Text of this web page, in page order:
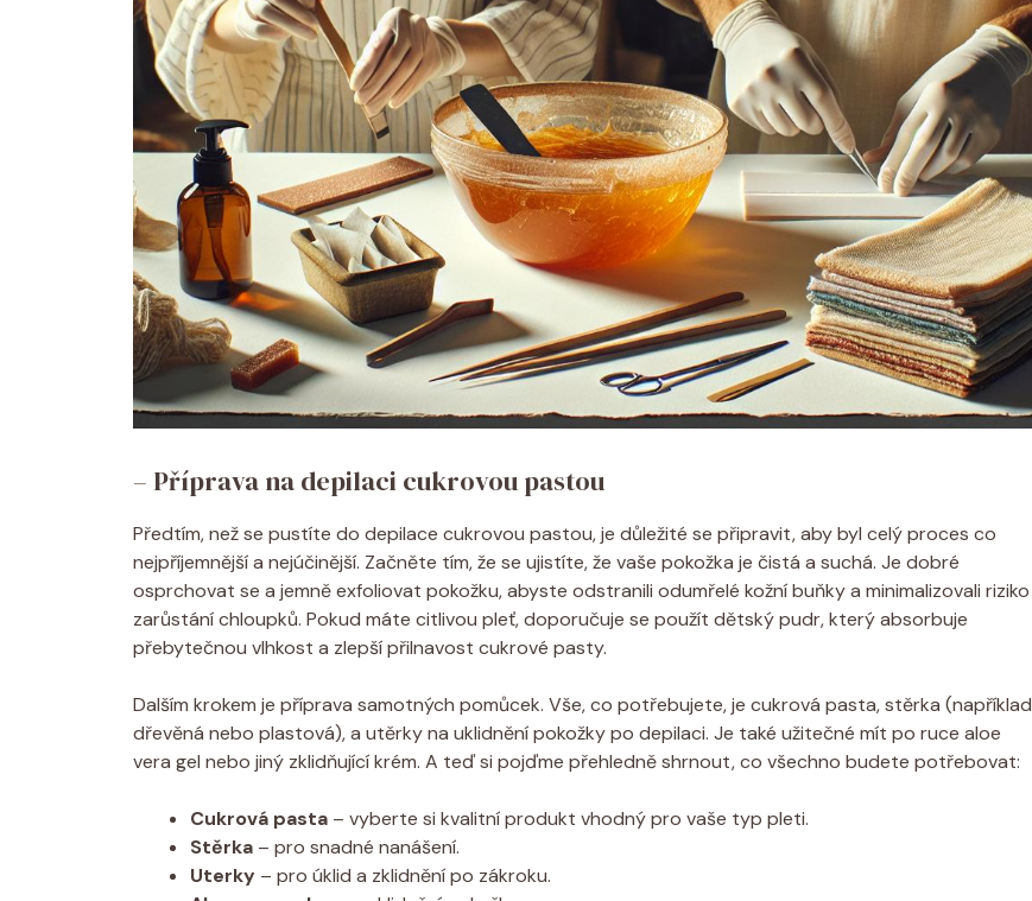
– Příprava na depilaci cukrovou pastou
Předtím, než se pustíte do depilace cukrovou pastou, je důležité se připravit, aby byl celý proces co
nejpříjemnější a nejúčinější. Začněte tím, že se ujistíte, že vaše pokožka je čistá a suchá. Je dobré
osprchovat se a jemně exfoliovat pokožku, abyste odstranili odumřelé kožní buňky a minimalizovali riziko
zarůstání chloupků. Pokud máte citlivou pleť, doporučuje se použít dětský pudr, který absorbuje
přebytečnou vlhkost a zlepší přilnavost cukrové pasty.
Dalším krokem je příprava samotných pomůcek. Vše, co potřebujete, je cukrová pasta, stěrka (například
dřevěná nebo plastová), a utěrky na uklidnění pokožky po depilaci. Je také užitečné mít po ruce aloe
vera gel nebo jiný zklidňující krém. A teď si pojďme přehledně shrnout, co všechno budete potřebovat:
Cukrová pasta – vyberte si kvalitní produkt vhodný pro vaše typ pleti.
Stěrka – pro snadné nanášení.
Uterky – pro úklid a zklidnění po zákroku.